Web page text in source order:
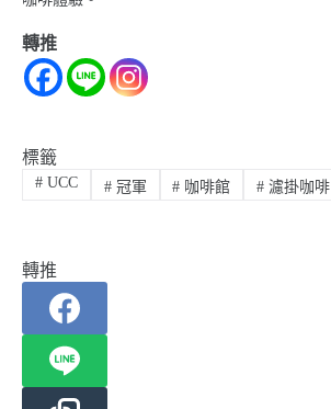
轉推
標籤
#UCC #冠軍 # 咖啡館 # 濾掛咖啡
轉推